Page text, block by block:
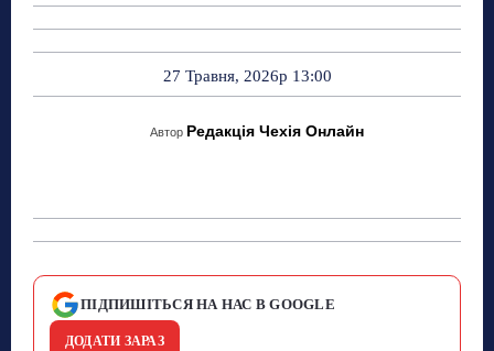
27 Травня, 2026р 13:00
Автор Редакція Чехія Онлайн
ПІДПИШІТЬСЯ НА НАС В GOOGLE
ДОДАТИ ЗАРАЗ